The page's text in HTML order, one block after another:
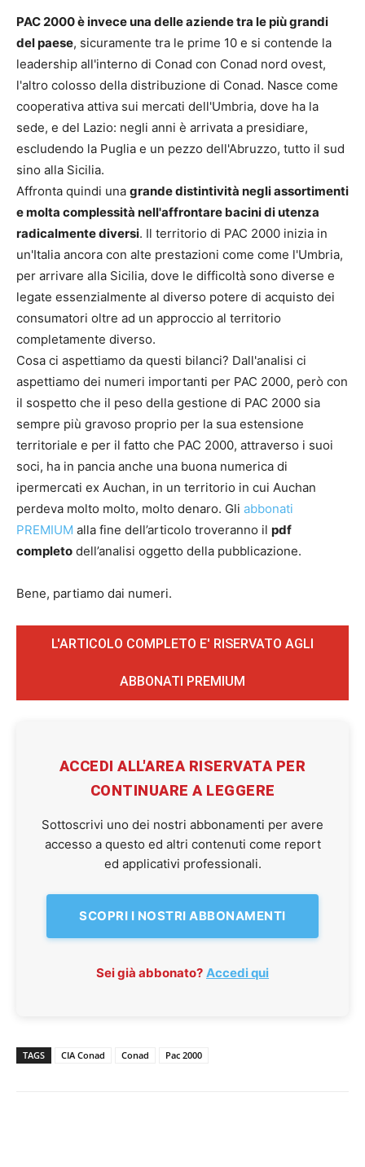
PAC 2000 è invece una delle aziende tra le più grandi
del paese, sicuramente tra le prime 10 e si contende la
leadership all'interno di Conad con Conad nord ovest,
l'altro colosso della distribuzione di Conad. Nasce come
cooperativa attiva sui mercati dell'Umbria, dove ha la
sede, e del Lazio: negli anni è arrivata a presidiare,
escludendo la Puglia e un pezzo dell'Abruzzo, tutto il sud
sino alla Sicilia.
Affronta quindi una grande distintività negli assortimenti
e molta complessità nell'affrontare bacini di utenza
radicalmente diversi. Il territorio di PAC 2000 inizia in
un'Italia ancora con alte prestazioni come come l'Umbria,
per arrivare alla Sicilia, dove le difficoltà sono diverse e
legate essenzialmente al diverso potere di acquisto dei
consumatori oltre ad un approccio al territorio
completamente diverso.
Cosa ci aspettiamo da questi bilanci? Dall'analisi ci
aspettiamo dei numeri importanti per PAC 2000, però con
il sospetto che il peso della gestione di PAC 2000 sia
sempre più gravoso proprio per la sua estensione
territoriale e per il fatto che PAC 2000, attraverso i suoi
soci, ha in pancia anche una buona numerica di
ipermercati ex Auchan, in un territorio in cui Auchan
perdeva molto molto, molto denaro. Gli abbonati
PREMIUM alla fine dell’articolo troveranno il pdf
completo dell’analisi oggetto della pubblicazione.
Bene, partiamo dai numeri.
L'ARTICOLO COMPLETO E' RISERVATO AGLI
ABBONATI PREMIUM
ACCEDI ALL'AREA RISERVATA PER
CONTINUARE A LEGGERE
Sottoscrivi uno dei nostri abbonamenti per avere
accesso a questo ed altri contenuti come report
ed applicativi professionali.
SCOPRI I NOSTRI ABBONAMENTI
Sei già abbonato? Accedi qui
TAGS CIA Conad Conad Pac 2000